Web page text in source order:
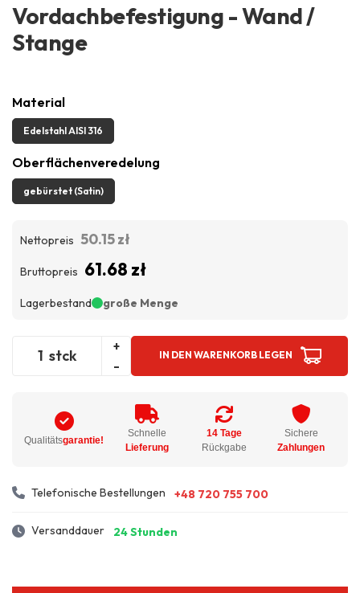
Vordachbefestigung - Wand /
Stange
Material
Edelstahl AISI 316
Oberflächenveredelung
gebürstet (Satin)
Nettopreis 50.15 zł
Bruttopreis 61.68 zł
Lagerbestand große Menge
stck
+
-
IN DEN WARENKORB LEGEN
Qualitätsgarantie!
Schnelle
Lieferung
14 Tage
Rückgabe
Sichere
Zahlungen
Telefonische Bestellungen +48 720 755 700
Versanddauer 24 Stunden